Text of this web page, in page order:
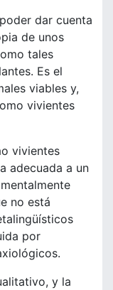
dar cuenta
de unos
tales
Es el
viables y,
vivientes
vivientes
adecuada a un
no está
por
y la